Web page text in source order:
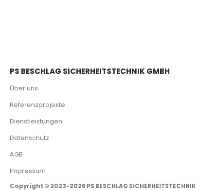
PS BESCHLAG SICHERHEITSTECHNIK GMBH
Über uns
Referenzprojekte
Dienstleistungen
Datenschutz
AGB
Impressum
Copyright © 2023-2026 PS BESCHLAG SICHERHEITSTECHNIK